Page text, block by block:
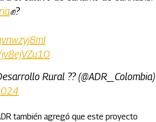
✊?
Rural ?? (@ADR_Colombia)
también agregó que este proyecto